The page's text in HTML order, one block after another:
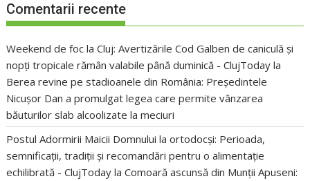
Comentarii recente
Weekend de foc la Cluj: Avertizările Cod Galben de caniculă și
nopți tropicale rămân valabile până duminică - ClujToday la
Berea revine pe stadioanele din România: Președintele
Nicușor Dan a promulgat legea care permite vânzarea
băuturilor slab alcoolizate la meciuri
Postul Adormirii Maicii Domnului la ortodocși: Perioada,
semnificații, tradiții și recomandări pentru o alimentație
echilibrată - ClujToday laComoară ascunsă din Munții Apuseni: